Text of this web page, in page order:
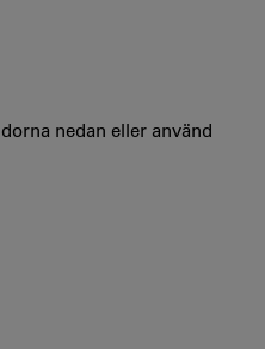
nedan eller använd